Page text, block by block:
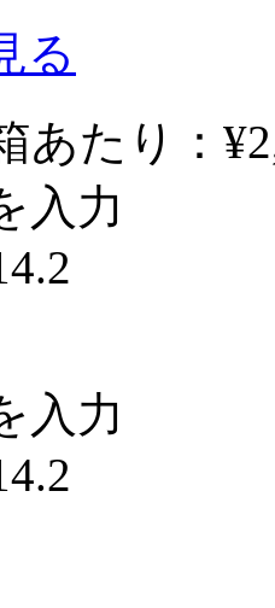
る
あたり：
入力
入力